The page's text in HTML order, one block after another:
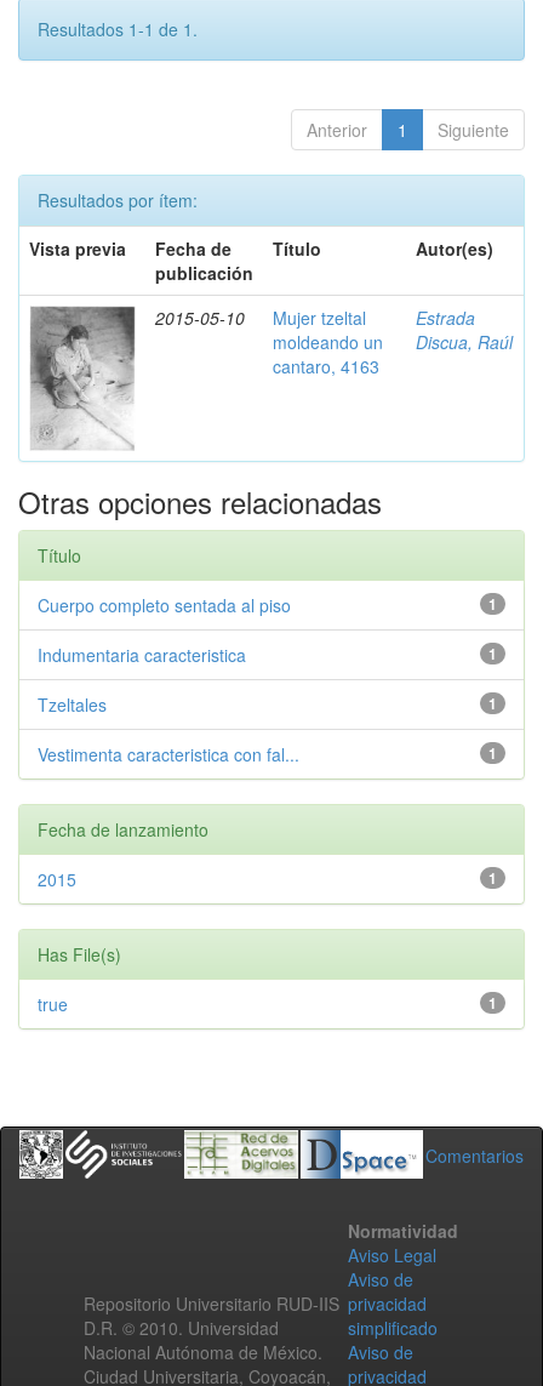
Resultados 1-1 de 1.
Anterior 1 Siguiente
Resultados por ítem:
Vista previa
Fecha de
publicación
Título Autor(es)
2015-05-10
Mujer tzeltal
moldeando un
cantaro, 4163
Estrada
Discua, Raúl
Otras opciones relacionadas
Título
1
Cuerpo completo sentada al piso
1
Indumentaria caracteristica
1
Tzeltales
1
Vestimenta caracteristica con fal...
Fecha de lanzamiento
1
2015
Has File(s)
1
true
Comentarios
Repositorio Universitario RUD-IIS
D.R. © 2010. Universidad
Nacional Autónoma de México.
Ciudad Universitaria, Coyoacán,
Normatividad
Aviso Legal
Aviso de
privacidad
simplificado
Aviso de
privacidad